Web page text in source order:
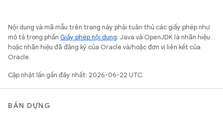
Nội dung và mã mẫu trên trang này phải tuân thủ các giấy phép như
mô tả trong phần Giấy phép nội dung. Java và OpenJDK là nhãn hiệu
hoặc nhãn hiệu đã đăng ký của Oracle và/hoặc đơn vị liên kết của
Oracle.
Cập nhật lần gần đây nhất: 2026-06-22 UTC.
BẢN DỰNG